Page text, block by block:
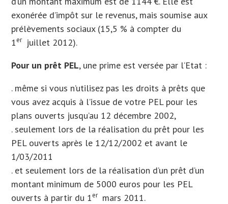
exonérée d’impôt sur le revenus, mais soumise aux
prélèvements sociaux (15,5 % à compter du
1er juillet 2012).
Pour un prêt PEL, une prime est versée par l’Etat :
. même si vous n’utilisez pas les droits à prêts que
vous avez acquis à l’issue de votre PEL pour les
plans ouverts jusqu’au 12 décembre 2002,
. seulement lors de la réalisation du prêt pour les
PEL ouverts après le 12/12/2002 et avant le
1/03/2011
. et seulement lors de la réalisation d’un prêt d’un
montant minimum de 5000 euros pour les PEL
ouverts à partir du 1er mars 2011.